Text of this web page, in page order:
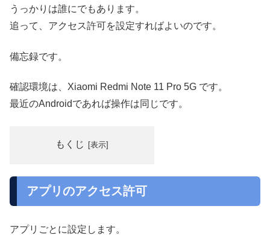
うっかりは誰にでもあります。
追って、アクセス許可を設定すればよいのです。
備忘録です。
確認環境は、Xiaomi Redmi Note 11 Pro 5G です。
最近のAndroidであれば操作は同じです。
もくじ
アプリのアクセス許可
アプリごとに設定します。